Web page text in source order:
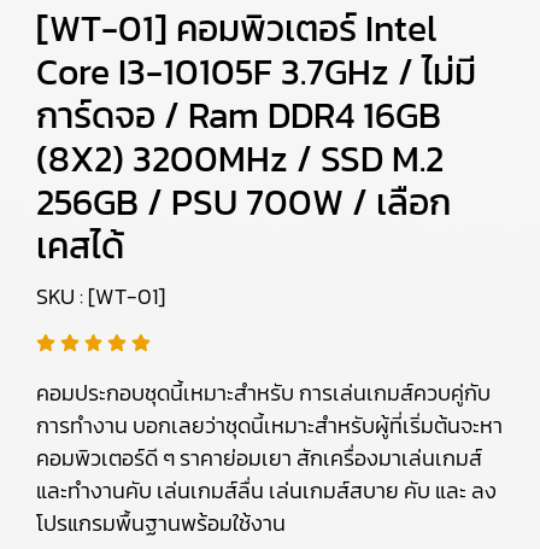
[WT-01] คอมพิวเตอร์ Intel
Core I3-10105F 3.7GHz / ไม่มี
การ์ดจอ / Ram DDR4 16GB
(8X2) 3200MHz / SSD M.2
256GB / PSU 700W / เลือก
เคสได้
SKU : [WT-01]
คอมประกอบชุดนี้เหมาะสำหรับ การเล่นเกมส์ควบคู่กับ
การทำงาน บอกเลยว่าชุดนี้เหมาะสำหรับผู้ที่เริ่มต้นจะหา
คอมพิวเตอร์ดี ๆ ราคาย่อมเยา สักเครื่องมาเล่นเกมส์
และทำงานคับ เล่นเกมส์ลื่น เล่นเกมส์สบาย คับ และ ลง
โปรแกรมพื้นฐานพร้อมใช้งาน